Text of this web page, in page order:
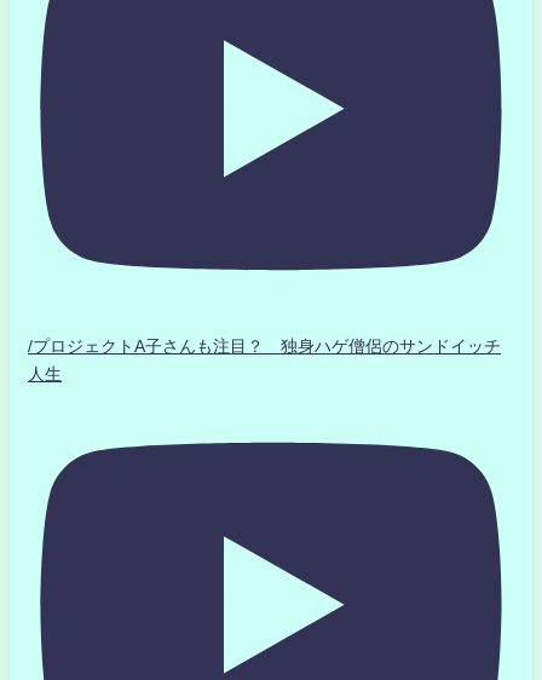
/プロジェクトA子さんも注目？ 独身ハゲ僧侶のサンドイッチ
人生